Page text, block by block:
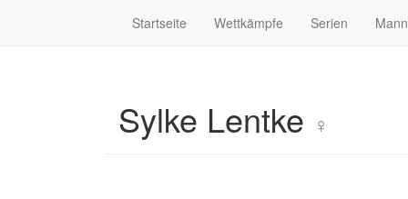
Startseite Wettkämpfe Serien
Sylke Lentke ♀